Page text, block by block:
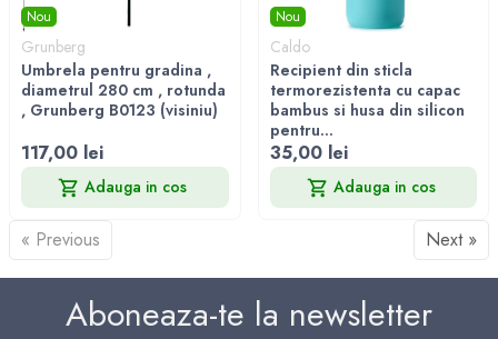
Nou
Grunberg
Umbrela pentru gradina ,
diametrul 280 cm , rotunda
, Grunberg B0123 (visiniu)
117,00 lei
Adauga in cos
Nou
Caldo
Recipient din sticla
termorezistenta cu capac
bambus si husa din silicon
pentru...
35,00 lei
Adauga in cos
« Previous Next »
Aboneaza-te la newsletter